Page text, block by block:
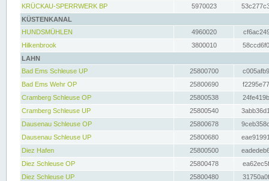
KRÜCKAU-SPERRWERK BP
5970023
KÜSTENKANAL
HUNDSMÜHLEN
4960020
Hilkenbrook
3800010
LAHN
Bad Ems Schleuse UP
25800700
Bad Ems Wehr OP
25800690
Cramberg Schleuse OP
25800538
Cramberg Schleuse UP
25800540
Dausenau Schleuse OP
25800678
Dausenau Schleuse UP
25800680
Diez Hafen
25800500
Diez Schleuse OP
25800478
Diez Schleuse UP
25800480